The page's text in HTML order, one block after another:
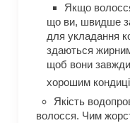
Якщо
що ви, швидше
для укладання
здаються
щоб вони
хорошим
Якість
волосся. Чим